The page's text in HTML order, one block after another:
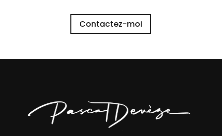
Contactez-moi